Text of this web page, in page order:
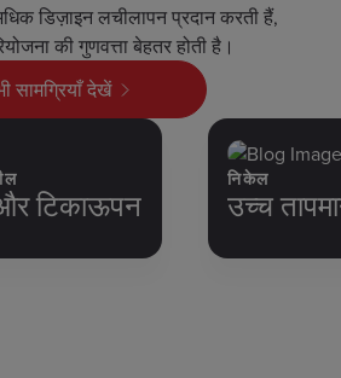
डिज़ाइन लचीलापन प्रदान करती हैं,
की गुणवत्ता बेहतर होती है।
सामग्रियाँ देखें
और टिकाऊपन
निकेल
उच्च